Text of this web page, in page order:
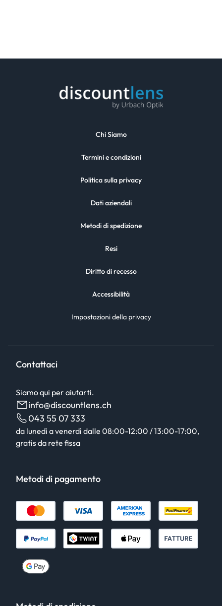
Chi Siamo
Termini e condizioni
Politica sulla privacy
Dati aziendali
Metodi di spedizione
Resi
Diritto di recesso
Accessibilità
Impostazioni della privacy
Contattaci
Siamo qui per aiutarti.
info@discountlens.ch
043 55 07 333
da lunedì a venerdì dalle 08:00-12:00 / 13:00-17:00,
gratis da rete fissa
Metodi di pagamento